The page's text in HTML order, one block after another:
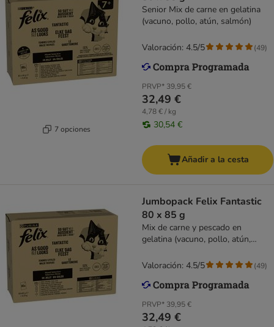
7 opciones
Senior Mix de carne en gelatina
(vacuno, pollo, atún, salmón)
PRVP* 39,95 €
32,49 €
4,78 € / kg
30,54 €
Valoración: 4.5/5 (49)
Añadir a la cesta
Jumbopack Felix Fantastic
80 x 85 g
Mix de carne y pescado en
gelatina (vacuno, pollo, atún,
PRVP* 39,95 €
32,49 €
Valoración: 4.5/5 (49)